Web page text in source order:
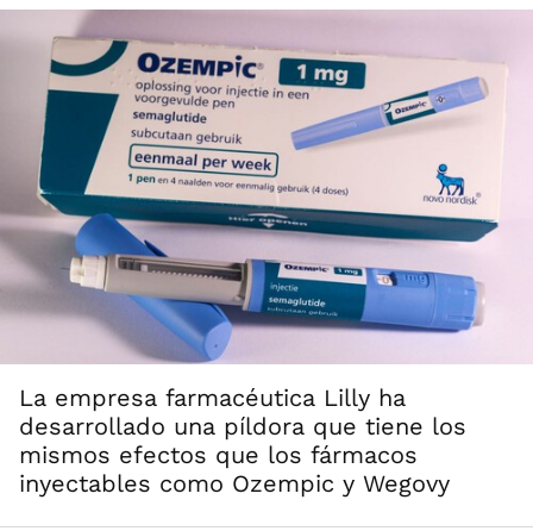
La empresa farmacéutica Lilly ha
desarrollado una píldora que tiene los
mismos efectos que los fármacos
inyectables como Ozempic y Wegovy